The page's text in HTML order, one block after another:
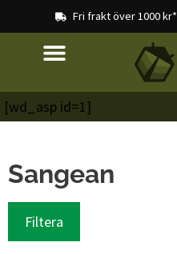
Fri frakt över 1000 kr*
[wd_asp id=1]
Sangean
Filtera